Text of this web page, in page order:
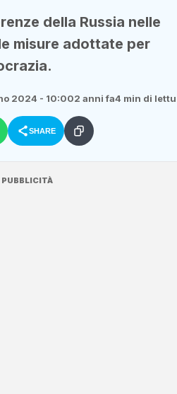
della Russia nelle
misure adottate per
2024 - 10:002 anni fa4 min di
SHARE
PUBBLICITÀ